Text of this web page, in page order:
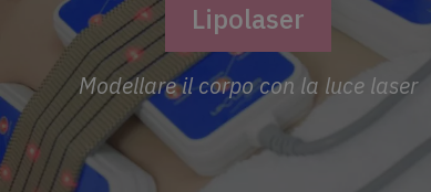
Lipolaser
Modellare il corpo con la luce laser